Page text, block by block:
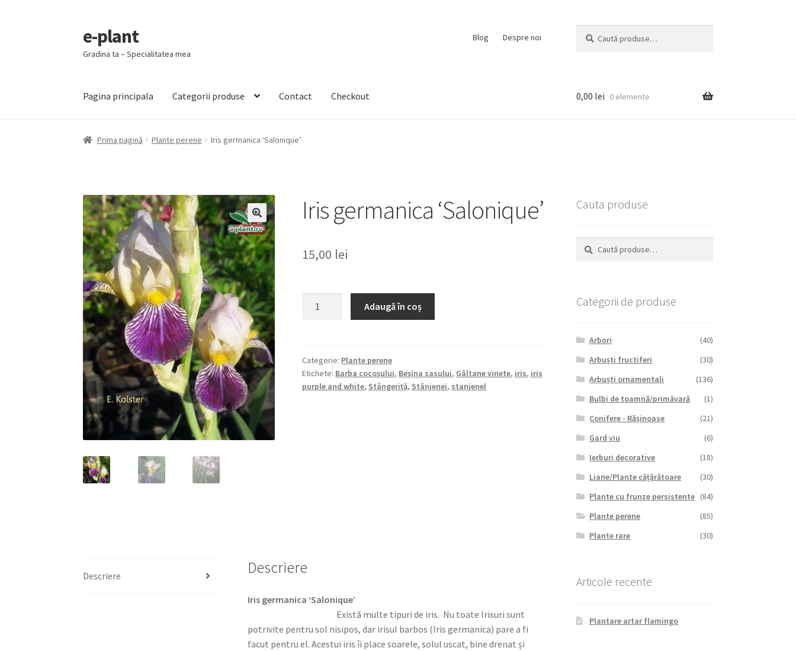
Sari
la
navigare
Sari
la
conținut
e-plant
Gradina ta – Specialitatea mea
Blog Despre noi
după:
Pagina principala Categorii produse Contact Checkout 0,00 lei 0 elemente
Prima pagină Plante perene Iris germanica ‘Salonique’
🔍
Iris germanica ‘Salonique’
15,00 lei
Adaugă în coș
Categorie: Plante perene
Etichete: Barba cocoşului, Beşina sasului, Gâltane vinete, iris, iris
purple and white, Stângeriţă, Stânjenei, stanjenel
Descriere Descriere
Iris germanica ‘Salonique’
Există multe tipuri de iris. Nu toate Irisuri sunt
potrivite pentru sol nisipos, dar irisul barbos (Iris germanica) pare a fi
facut pentru el. Acestui iris îi place soarele, solul uscat, bine drenat și
Cauta produse
Caută
după:
Caută
Categorii de produse
Arbori
(40)
Arbuști fructiferi
(30)
Arbuști ornamentali
(136)
Bulbi de toamnă/primăvară
(1)
Conifere - Rășinoase
(21)
Gard viu
(6)
Ierburi decorative
(18)
Liane/Plante cățărătoare
(30)
Plante cu frunze persistente (84)
Plante perene
(85)
Plante rare
(30)
Articole recente
Plantare artar flamingo